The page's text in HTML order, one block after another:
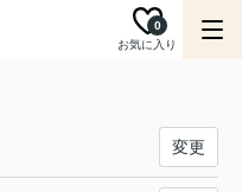
お気に入り
0
変更